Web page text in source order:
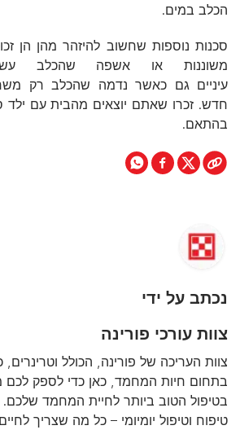
הכלב במים.
סכנות נוספות שחשוב להיזהר מהן הן
משוננות או אשפה שהכלב
עיניים גם כאשר נדמה שהכלב רק
חדש. זכרו שאתם יוצאים מהבית עם ילד
בהתאם.
נכתב על ידי
צוות עורכי פורינה
צוות העריכה של פורינה, הכולל וטרינרים,
בתחום חיות המחמד, כאן כדי לספק לכם
בטיפול הטוב ביותר לחיית המחמד שלכם.
טיפוח וטיפול יומיומי – כל מה שצריך